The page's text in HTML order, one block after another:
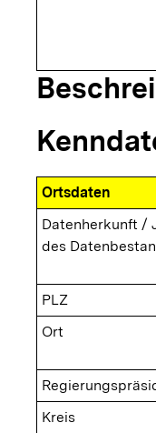
Ortsdaten
Datenherkunft /
des
PLZ
Ort
Kreis